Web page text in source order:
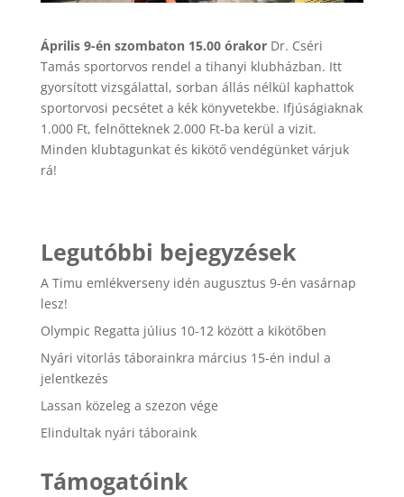
Április 9-én szombaton 15.00 órakorDr. Cséri
Tamás sportorvos rendel a tihanyi klubházban. Itt
gyorsított vizsgálattal, sorban állás nélkül kaphattok
sportorvosi pecsétet a kék könyvetekbe. Ifjúságiaknak
1.000 Ft, felnőtteknek 2.000 Ft-ba kerül a vizit.
Minden klubtagunkat és kikötő vendégünket várjuk
rá!
Legutóbbi bejegyzések
A Timu emlékverseny idén augusztus 9-én vasárnap
lesz!
Olympic Regatta július 10-12 között a kikötőben
Nyári vitorlás táborainkra március 15-én indul a
jelentkezés
Lassan közeleg a szezon vége
Elindultak nyári táboraink
Támogatóink